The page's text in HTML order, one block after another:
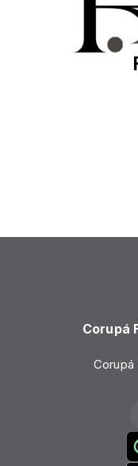
Corupá
Corupá